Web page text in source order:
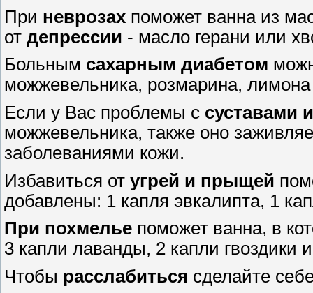
При неврозах поможет ванна из
от депрессии - масло герани или
Больным сахарным диабетом
можжевельника, розмарина, лимона
Если у Вас проблемы с суставами
можжевельника, также оно
заболеваниями кожи.
Избавиться от угрей и прыщей
добавлены: 1 капля эвкалипта, 1
При похмелье поможет ванна, в
3 капли лаванды, 2 капли гвоздики
Чтобы расслабиться сделайте